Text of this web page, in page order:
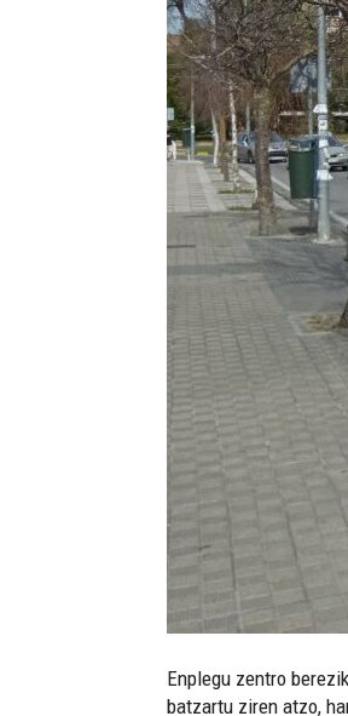
Enplegu zentro
batzartu ziren atzo,